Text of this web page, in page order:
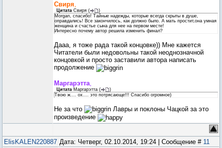
Свиря,
Цитата Свиря (
)
Morgan, спасибо! Тайные надежды, которые всегда скрыты в душе,
оправдались! Все закончилось, как должно было. А мать простит,она умная
женщина и счастье сына для нее на первом месте!
Интересно почему автор решила изменить финал?
Дааа, я тоже рада такой концовке)) Мне кажется
Читатели были недовольны такой неоднозначной
концовкой и просто заставили автора написать
продолжение
Маргарэтта
Цитата Маргарэтта (
)
Твою ж.... ох.... это потрясающе!!! Спасибо огромное)
Не за что
Лавры и поклоны Чацкой за это
произведение
ElisKALEN220887 Дата: Четверг, 02.10.2014, 19:24 | Сообщение # 11